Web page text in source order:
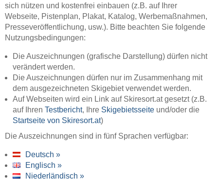
sich nützen und kostenfrei einbauen (z.B. auf Ihrer
Webseite, Pistenplan, Plakat, Katalog, Werbemaßnahmen,
Presseveröffentlichung, usw.). Bitte beachten Sie folgende
Nutzungsbedingungen:
Die Auszeichnungen (grafische Darstellung) dürfen nicht
verändert werden.
Die Auszeichnungen dürfen nur im Zusammenhang mit
dem ausgezeichneten Skigebiet verwendet werden.
Auf Webseiten wird ein Link auf Skiresort.at gesetzt (z.B.
auf Ihren Testbericht, Ihre Skigebietsseite und/oder die
Startseite von Skiresort.at)
Die Auszeichnungen sind in fünf Sprachen verfügbar:
Deutsch »
Englisch »
Niederländisch »